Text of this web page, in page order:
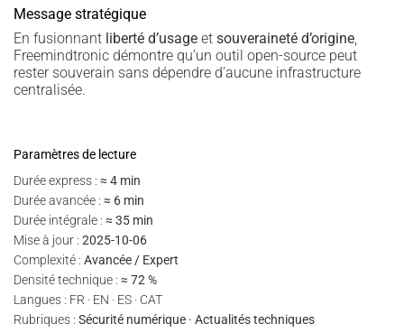
Message stratégique
En fusionnant liberté d’usage et souveraineté d’origine,
Freemindtronic démontre qu’un outil open-source peut
rester souverain sans dépendre d’aucune infrastructure
centralisée.
Paramètres de lecture
Durée express : ≈ 4 min
Durée avancée : ≈ 6 min
Durée intégrale : ≈ 35 min
Mise à jour : 2025-10-06
Complexité : Avancée / Expert
Densité technique : ≈ 72 %
Langues : FR · EN · ES · CAT
Rubriques : Sécurité numérique · Actualités techniques